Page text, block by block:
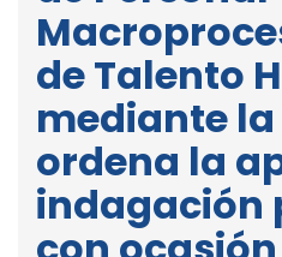
de Talento
mediante la
ordena la
indagación